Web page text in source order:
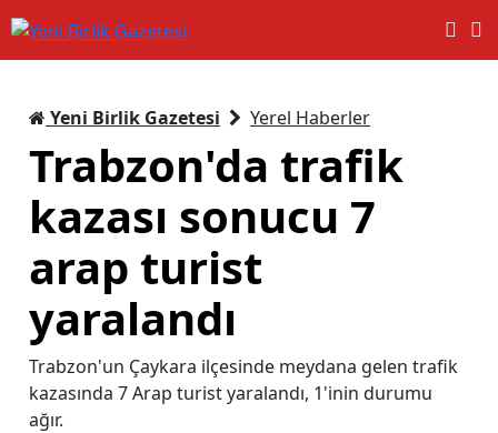
Yeni Birlik Gazetesi Yerel Haberler
Trabzon'da trafik
kazası sonucu 7
arap turist
yaralandı
Trabzon'un Çaykara ilçesinde meydana gelen trafik
kazasında 7 Arap turist yaralandı, 1'inin durumu
ağır.